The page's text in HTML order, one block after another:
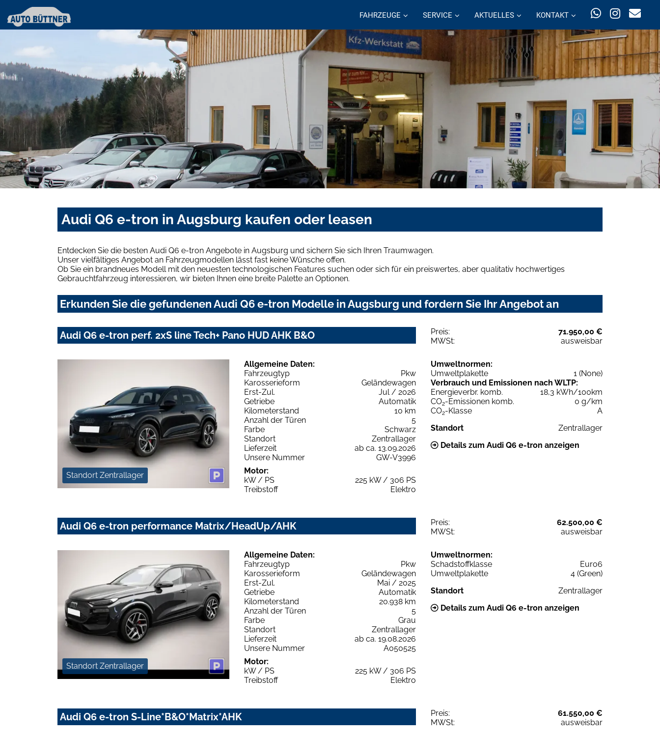
FAHRZEUGE SERVICE AKTUELLES KONTAKT
Audi Q6 e-tron in Augsburg kaufen oder leasen
Entdecken Sie die besten Audi Q6 e-tron Angebote in Augsburg und sichern Sie sich Ihren Traumwagen.
Unser vielfältiges Angebot an Fahrzeugmodellen lässt fast keine Wünsche offen.
Ob Sie ein brandneues Modell mit den neuesten technologischen Features suchen oder sich für ein preiswertes, aber qualitativ hochwertiges
Gebrauchtfahrzeug interessieren, wir bieten Ihnen eine breite Palette an Optionen.
Erkunden Sie die gefundenen Audi Q6 e-tron Modelle in Augsburg und fordern Sie Ihr Angebot an
Audi Q6 e-tron perf. 2xS line Tech+ Pano HUD AHK B&O Preis:
71.950,00 €
MWSt:
ausweisbar
Standort Zentrallager
Allgemeine Daten:
Fahrzeugtyp
Pkw
Karosserieform
Geländewagen
Erst-Zul.
Jul / 2026
Getriebe
Automatik
Kilometerstand
10 km
Anzahl der Türen
5
Farbe
Schwarz
Standort
Zentrallager
Lieferzeit
ab ca. 13.09.2026
Unsere Nummer
GW-V3996
Motor:
kW / PS
225 kW / 306 PS
Treibstoff
Elektro
Umweltnormen:
Umweltplakette
1 (None)
Verbrauch und Emissionen nach WLTP:
Energieverbr. komb.
18,3 kWh/100km
CO2-Emissionen komb.
0 g/km
CO2-Klasse
A
Standort
Zentrallager
Details zum Audi Q6 e-tron anzeigen
Audi Q6 e-tron performance Matrix/HeadUp/AHK Preis:
62.500,00 €
MWSt:
ausweisbar
Standort Zentrallager
Allgemeine Daten:
Fahrzeugtyp
Pkw
Karosserieform
Geländewagen
Erst-Zul.
Mai / 2025
Getriebe
Automatik
Kilometerstand
20.938 km
Anzahl der Türen
5
Farbe
Grau
Standort
Zentrallager
Lieferzeit
ab ca. 19.08.2026
Unsere Nummer
A050525
Motor:
kW / PS
225 kW / 306 PS
Treibstoff
Elektro
Umweltnormen:
Schadstoffklasse
Euro6
Umweltplakette
4 (Green)
Standort
Zentrallager
Details zum Audi Q6 e-tron anzeigen
Audi Q6 e-tron S-Line*B&O*Matrix*AHK Preis:
61.550,00 €
MWSt:
ausweisbar